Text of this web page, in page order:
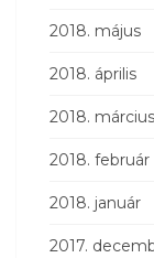
2018. május
2018. április
2018. március
2018. február
2018. január
2017.